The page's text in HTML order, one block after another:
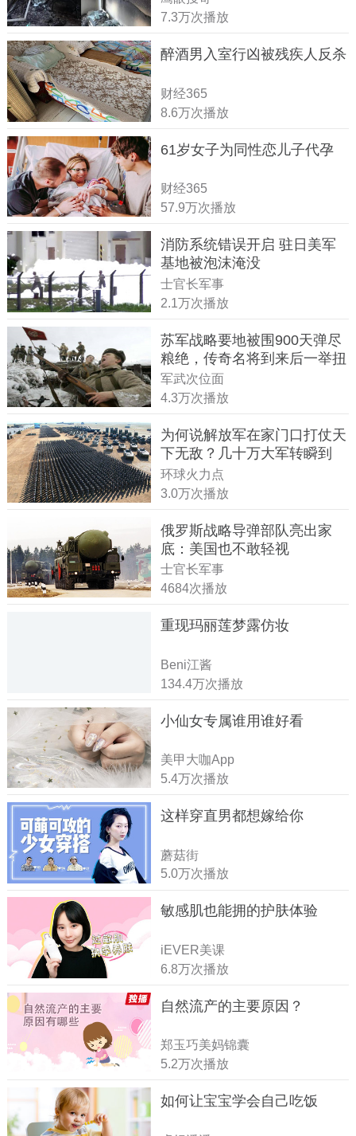
7.3万次播放
醉酒男入室行凶被残疾人反杀
财经365
8.6万次播放
61岁女子为同性恋儿子代孕
财经365
57.9万次播放
消防系统错误开启 驻日美军
基地被泡沫淹没
士官长军事
2.1万次播放
苏军战略要地被围900天弹尽
粮绝，传奇名将到来后一举扭
转战局
军武次位面
4.3万次播放
为何说解放军在家门口打仗天
下无敌？几十万大军转瞬到
达！
环球火力点
3.0万次播放
俄罗斯战略导弹部队亮出家
底：美国也不敢轻视
士官长军事
4684次播放
重现玛丽莲梦露仿妆
Beni江酱
134.4万次播放
小仙女专属谁用谁好看
美甲大咖App
5.4万次播放
这样穿直男都想嫁给你
蘑菇街
5.0万次播放
敏感肌也能拥的护肤体验
iEVER美课
6.8万次播放
自然流产的主要原因？
郑玉巧美妈锦囊
5.2万次播放
如何让宝宝学会自己吃饭